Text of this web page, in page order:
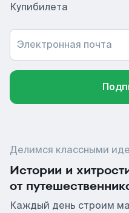
Купибилета
Электронная почта
Делимся классными
Истории и
от
Каждый день строим